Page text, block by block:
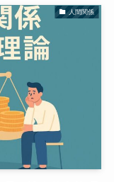
人間関係